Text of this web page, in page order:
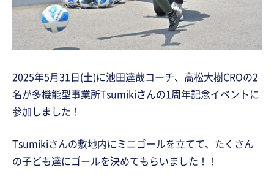
2025年5月31日(土)に池田達哉コーチ、高松大樹CROの2
名が多機能型事業所Tsumikiさんの1周年記念イベントに
参加しました！
Tsumikiさんの敷地内にミニゴールを立てて、たくさん
の子ども達にゴールを決めてもらいました！！